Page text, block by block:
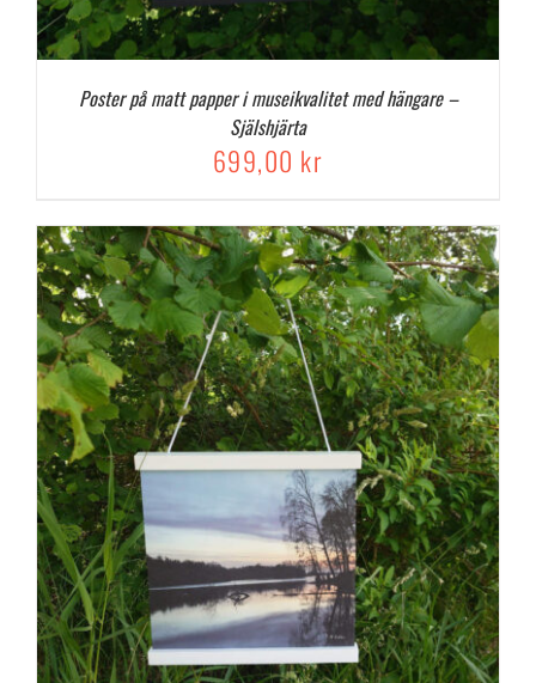
Poster på matt papper i museikvalitet med hängare –
Själshjärta
699,00 kr